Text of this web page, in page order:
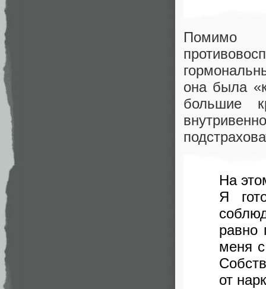
Помимо
она была
большие
На
Я
равно
меня
от